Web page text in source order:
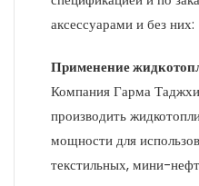
аксессуарами и без них:
Применение
Компания Гарма
производить
мощности для
текстильных, мини-